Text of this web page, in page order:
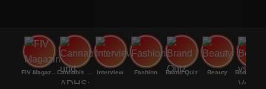
FIV Magazine Cannabis und ADHS: Interview Fashion Brand Quiz Beauty